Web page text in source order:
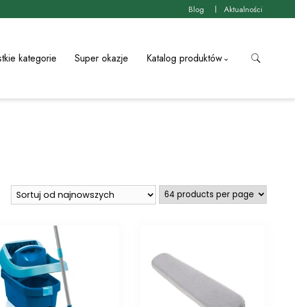
Blog Aktualności
kategorie Super okazje Katalog produktów